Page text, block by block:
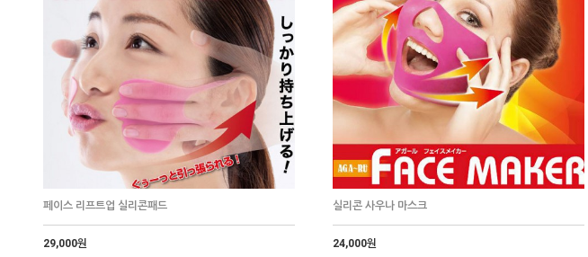
페이스 리프트업 실리콘패드
29,000원
실리콘 사우나 마스크
24,000원